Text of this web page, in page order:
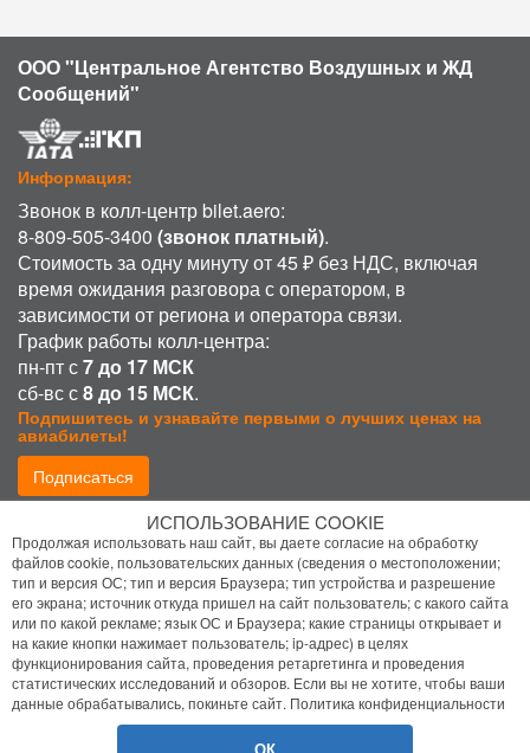
ООО "Центральное Агентство Воздушных и ЖД
Сообщений"
Информация:
Звонок в колл-центр bilet.aero:
8-809-505-3400 (звонок платный).
Стоимость за одну минуту от 45 ₽ без НДС, включая
время ожидания разговора с оператором, в
зависимости от региона и оператора связи.
График работы колл-центра:
пн-пт с7 до 17 МСК
сб-вс с8 до 15 МСК.
Подпишитесь и узнавайте первыми о лучших ценах на
авиабилеты!
Подписаться
Присоединиться:
Политика конфиденциальности
Помощь
ИСПОЛЬЗОВАНИЕ COOKIE
Продолжая использовать наш сайт, вы даете согласие на обработку
файлов cookie, пользовательских данных (сведения о местоположении;
тип и версия ОС; тип и версия Браузера; тип устройства и разрешение
его экрана; источник откуда пришел на сайт пользователь; с какого сайта
или по какой рекламе; язык ОС и Браузера; какие страницы открывает и
на какие кнопки нажимает пользователь; ip-адрес) в целях
функционирования сайта, проведения ретаргетинга и проведения
статистических исследований и обзоров. Если вы не хотите, чтобы ваши
данные обрабатывались, покиньте сайт. Политика конфиденциальности